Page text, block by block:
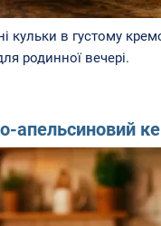
кульки в густому
родинної вечері.
апельсиновий